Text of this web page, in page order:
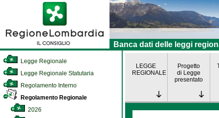
Banca dati delle leggi
Legge Regionale
Legge Regionale Statutaria
Regolamento Interno
Regolamento Regionale
2026
LEGGE
REGIONALE
Progetto
di Legge
presentato